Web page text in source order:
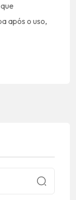
após o uso,